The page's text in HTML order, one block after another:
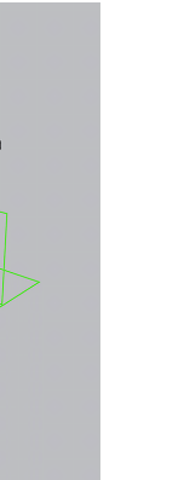
i
Brach-